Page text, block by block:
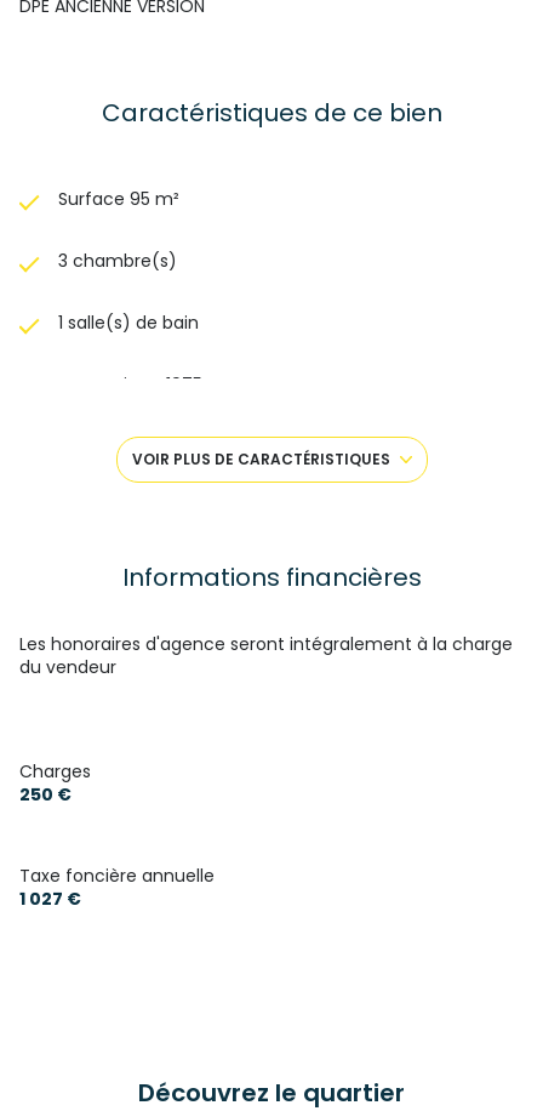
Pour visiter ce bien, contacter Floriane au 07 71 82 49 89
DPE ANCIENNE VERSION
Caractéristiques de ce bien
Surface 95 m²
3 chambre(s)
1 salle(s) de bain
construit en 1975
cuisine séparée (équipée)
1 garage(s)
exposition Sud-Est
ascenseur
VOIR PLUS DE CARACTÉRISTIQUES
Informations financières
Les honoraires d'agence seront intégralement à la charge
du vendeur
Charges
250 €
Taxe foncière annuelle
1 027 €
Découvrez le quartier